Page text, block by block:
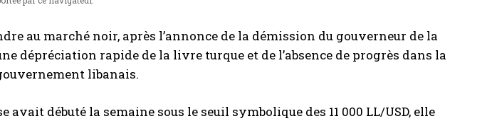
au marché noir, après l’annonce de la démission du gouverneur de la
dépréciation rapide de la livre turque et de l’absence de progrès dans la
libanais.
débuté la semaine sous le seuil symbolique des 11 000 LL/USD, elle